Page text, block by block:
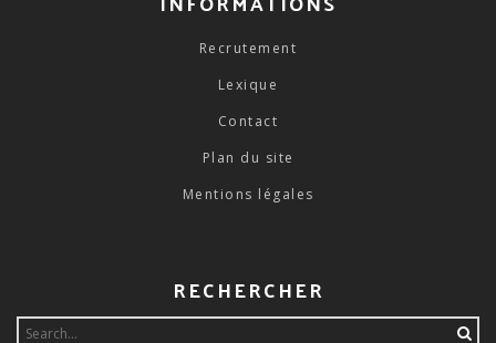
Recrutement
Lexique
Contact
Plan du site
Mentions légales
RECHERCHER